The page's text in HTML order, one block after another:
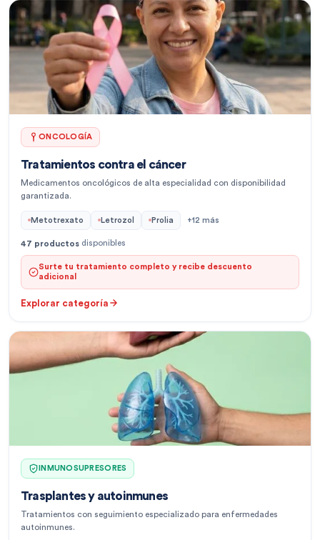
ONCOLOGÍA
Tratamientos contra el cáncer
Medicamentos oncológicos de alta especialidad con disponibilidad
garantizada.
Metotrexato Letrozol Prolia +12 más
47 productos disponibles
Surte tu tratamiento completo y recibe descuento
adicional
Explorar categoría
INMUNOSUPRESORES
Trasplantes y autoinmunes
Tratamientos con seguimiento especializado para enfermedades
autoinmunes.